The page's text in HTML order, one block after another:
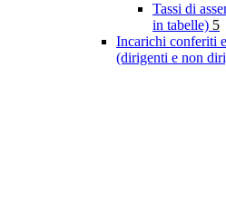
Tassi di
in tabelle) 5
Incarichi conferiti
(dirigenti e non